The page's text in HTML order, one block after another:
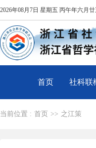
2026年08月7日 星期五 丙午年六月廿
首页 社科联
当前位置 : 首页 >> 之江策